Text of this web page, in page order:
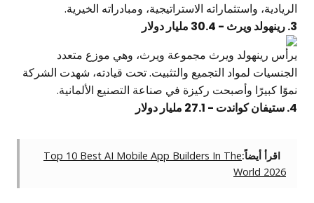
الريادية، واستثماراته الاستراتيجية، ومبادراته الخيرية.
3. رينهولد ويرث - 30.4 مليار دولار
يرأس رينهولد ويرث مجموعة ويرث، وهي موزع متعدد
الجنسيات لمواد التجميع والتثبيت. تحت قيادته، شهدت الشركة
نموًا كبيرًا وأصبحت ركيزة في صناعة التصنيع الألمانية.
4. ستيفان كواندت - 27.1 مليار دولار
اقرأ أيضاً:Top 10 Best AI Mobile App Builders In The
World 2026